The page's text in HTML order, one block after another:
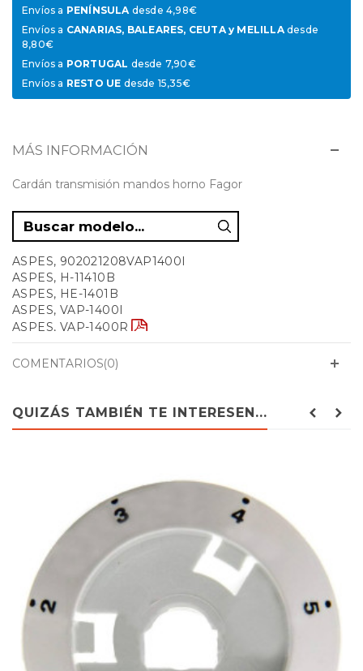
Envíos a PENÍNSULAdesde 4,98€
Envíos a CANARIAS, BALEARES, CEUTA y MELILLAdesde
8,80€
Envíos a PORTUGAL desde 7,90€
Envíos a RESTO UE desde 15,35€
MÁS INFORMACIÓN
Cardán transmisión mandos horno Fagor
ASPES, 902021208VAP1400I
ASPES, H-11410B
ASPES, HE-1401B
ASPES, VAP-1400I
ASPES, VAP-1400R
ASPES, VAP1400I902021208
ASPES, VPA40B
FAGOR, 2H-411
FAGOR, 2H-425DB
FAGOR, 9010135032H425DB
FAGOR, 9020139122FP5GLSXBUT
COMENTARIOS(0)
QUIZÁS TAMBIÉN TE INTERESEN...